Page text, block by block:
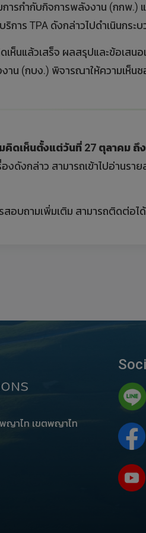
ารกำกับกิจการพลังงาน (กกพ.)
การ TPA ดังกล่าวไปดำเนินกร
เห็นแล้วเสร็จ ผลสรุปและข้อเส
าน (กบง.) พิจารณาให้ความเห็
คิดเห็นตั้งแต่วันที่ 27 ตุลาคม ถึง
งดังกล่าว สามารถเข้าไปอ่านร
อบถามเพิ่มเติม สามารถติดต่อไ
ญาไท เขตพญาไท